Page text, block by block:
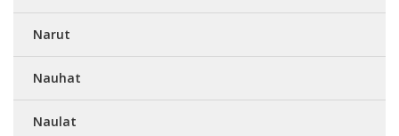
Narut
Nauhat
Naulat